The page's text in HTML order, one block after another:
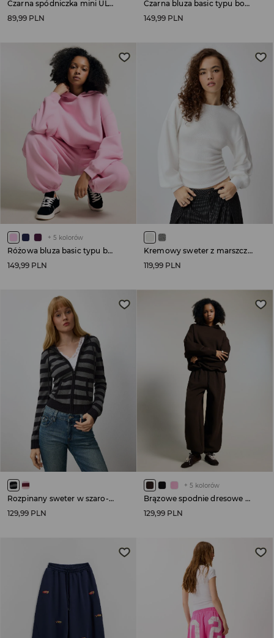
Czarna spódniczka mini ULTRAFLEX z wszytymi spodenkami
89,99 PLN
Czarna bluza basic typu bombka z kapturem
149,99 PLN
+ 5 kolorów
Różowa bluza basic typu bombka z kapturem
149,99 PLN
Kremowy sweter z marszczeniami
119,99 PLN
Rozpinany sweter w szaro-czarne paski
129,99 PLN
+ 5 kolorów
Brązowe spodnie dresowe basic o kroju jogger
129,99 PLN